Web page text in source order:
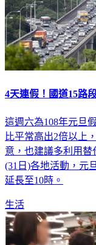
4天連假！國道15路
這週六為108年元旦
比平常高出2倍以上
意，也建議多利用
(31日)各地活動，元
延長至10時。
生活